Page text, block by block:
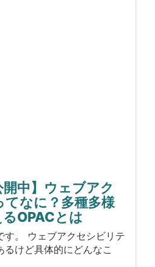
開中】ウェブアク
なに？多種多様
OPACとは
す。 ウェブアクセシビリテ
るけど具体的にどんなこ